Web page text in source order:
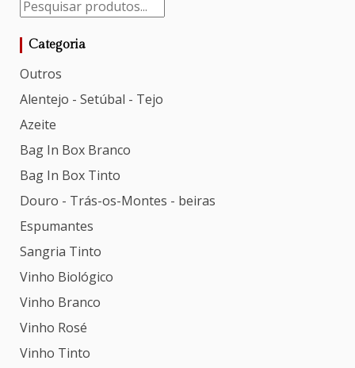
Categoria
Outros
Alentejo - Setúbal - Tejo
Azeite
Bag In Box Branco
Bag In Box Tinto
Douro - Trás-os-Montes - beiras
Espumantes
Sangria Tinto
Vinho Biológico
Vinho Branco
Vinho Rosé
Vinho Tinto